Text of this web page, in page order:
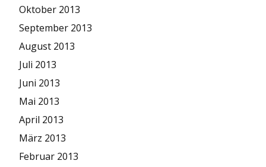
Oktober 2013
September 2013
August 2013
Juli 2013
Juni 2013
Mai 2013
April 2013
März 2013
Februar 2013